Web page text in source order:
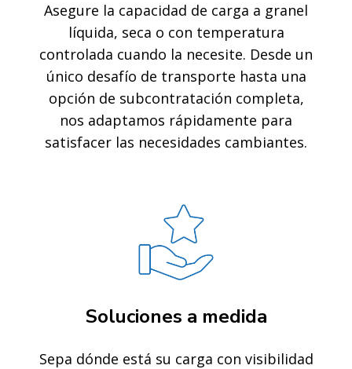
Asegure la capacidad de carga a granel
líquida, seca o con temperatura
controlada cuando la necesite. Desde un
único desafío de transporte hasta una
opción de subcontratación completa,
nos adaptamos rápidamente para
satisfacer las necesidades cambiantes.
Soluciones a medida
Sepa dónde está su carga con visibilidad